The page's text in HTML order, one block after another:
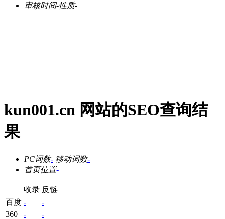
审核时间-性质-
kun001.cn 网站的SEO查询结
果
PC词数- 移动词数-
首页位置-
收录 反链
百度 -
-
360
-
-